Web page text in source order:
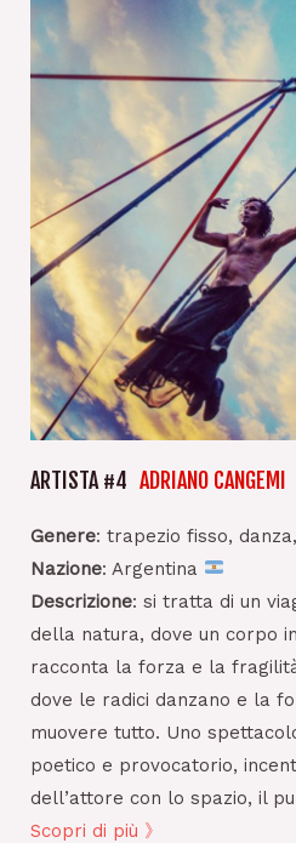
ARTISTA #4 ADRIANO CANGEMI
Genere: trapezio fisso,
Nazione: Argentina
Descrizione: si tratta di un
della natura, dove un corpo
racconta la forza e la
dove le radici danzano e la
muovere tutto. Uno
poetico e provocatorio,
dell’attore con lo spazio, il
Scopri di più 》